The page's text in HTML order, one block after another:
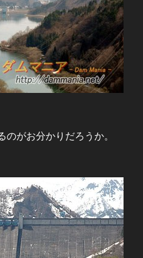
がお分かりだろうか。